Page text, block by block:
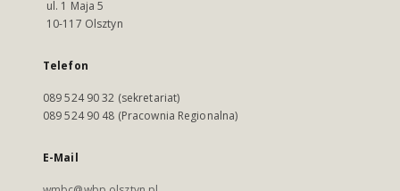
ul. 1 Maja 5
10-117 Olsztyn
Telefon
089 524 90 32 (sekretariat)
089 524 90 48 (Pracownia Regionalna)
E-Mail